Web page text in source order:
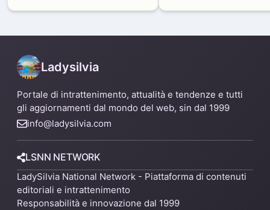
capannone per fare spazio a
Mare
Ladysilvia
Portale di intrattenimento, attualità e tendenze e tutti
gli aggiornamenti dal mondo del web, sin dal 1999
info@ladysilvia.com
LSNN NETWORK
LadySilvia National Network - Piattaforma di contenuti
editoriali e intrattenimento
Responsabilità e innovazione dal 1999